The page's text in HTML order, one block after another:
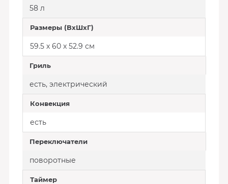
58 л
Размеры (ВхШхГ)
59.5 х 60 x 52.9 см
Гриль
есть, электрический
Конвекция
есть
Переключатели
поворотные
Таймер